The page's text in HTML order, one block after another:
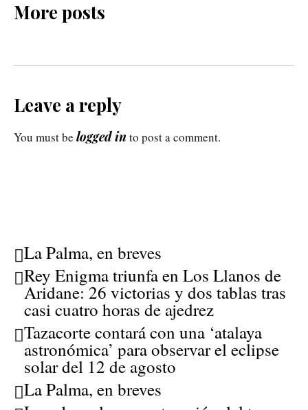
More posts
Leave a reply
You must be logged in to post a comment.
La Palma, en breves
Rey Enigma triunfa en Los Llanos de
Aridane: 26 victorias y dos tablas tras
casi cuatro horas de ajedrez
Tazacorte contará con una ‘atalaya
astronómica’ para observar el eclipse
solar del 12 de agosto
La Palma, en breves